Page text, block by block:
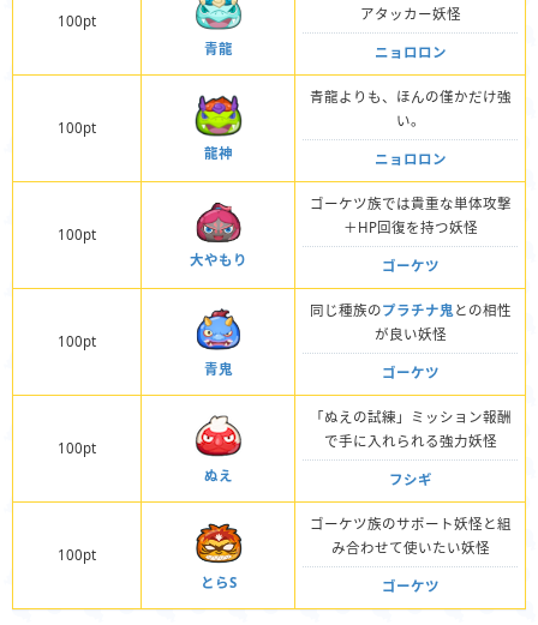
100pt
青龍
アタッカー妖怪
ニョロロン
100pt
龍神
青龍よりも、ほんの僅かだけ強
い。
ニョロロン
100pt
大やもり
ゴーケツ族では貴重な単体攻撃
＋HP回復を持つ妖怪
ゴーケツ
100pt
青鬼
同じ種族のプラチナ鬼 との相性
が良い妖怪
ゴーケツ
100pt
ぬえ
「ぬえの試練」ミッション報酬
で手に入れられる強力妖怪
フシギ
100pt
とらS
ゴーケツ族のサポート妖怪と組
み合わせて使いたい妖怪
ゴーケツ